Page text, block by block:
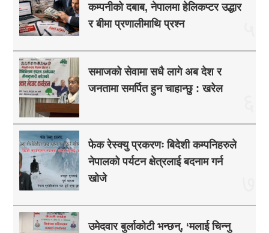
कम्पनीको दबाब, नेपालमा हेलिकप्टर उद्धार
र बीमा प्रणालीमाथि प्रश्न
समाजको सेवामा सधै लागे अब देश र
जनतामा समर्पित हुन चाहान्छु : खरेल
फेक रेस्क्यु प्रकरणः बिदेशी कम्पनिहरुले
नेपालको पर्यटन क्षेत्रलाई बदनाम गर्न
खोजे
उमेदवार बुर्लाकोटी भन्छन्, ‘मलाई चिन्नु